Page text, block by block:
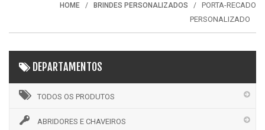
HOME BRINDES PERSONALIZADOS
PORTA-RECADO
PERSONALIZADO
DEPARTAMENTOS
TODOS OS PRODUTOS
ABRIDORES E CHAVEIROS